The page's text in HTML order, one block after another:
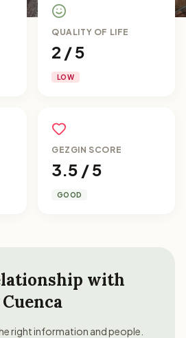
QUALITY OF LIFE
2 / 5
LOW
GEZGIN SCORE
3.5 / 5
GOOD
with
Cuenca
right information and people.